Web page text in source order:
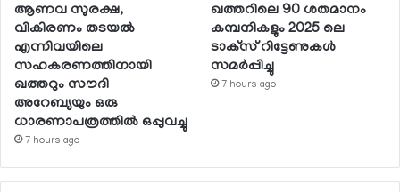
ആണവ സുരക്ഷ,
വികിരണം തടയല്‍
എന്നിവയിലെ
സഹകരണത്തിനായി
ഖത്തറും സൗദി
അറേബ്യയും ഒരു
ധാരണാപത്രത്തില്‍ ഒപ്പുവച്ചു
7 hours ago
ഖത്തറിലെ 90 ശതമാനം
കമ്പനികളും 2025 ലെ
ടാക്‌സ് റിട്ടേണുകള്‍
സമര്‍പ്പിച്ചു
7 hours ago